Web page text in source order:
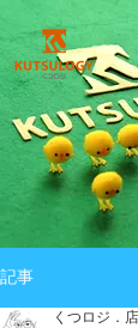
記事
くつロジ．